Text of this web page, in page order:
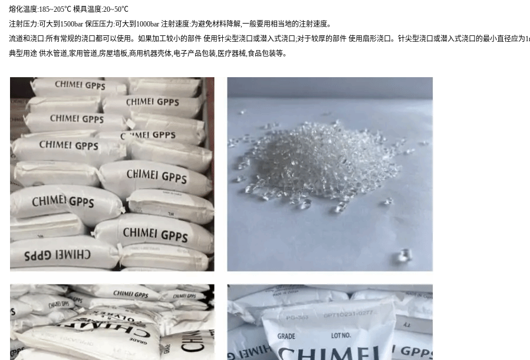
熔化温度:185~205℃ 模具温度:20~50℃
注射压力:可大到1500bar 保压压力:可大到1000bar 注射速度:为避免材料降解,一般要用相当地的注射速度。
流道和浇口:所有常规的浇口都可以使用。如果加工较小的部件 使用针尖型浇口或潜入式浇口;对于较厚的部件 使用扇形浇口。针尖型浇口或潜入式浇口的最小直径应为
典型用途 供水管道,家用管道,房屋墙板,商用机器壳体,电子产品包装,医疗器械,食品包装等。